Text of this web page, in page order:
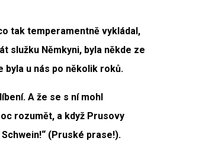
tak temperamentně vykládal,
služku Němkyni, byla někde ze
byla u nás po několik roků.
A že se s ní mohl
rozumět, a když Prusovy
(Pruské prase!).